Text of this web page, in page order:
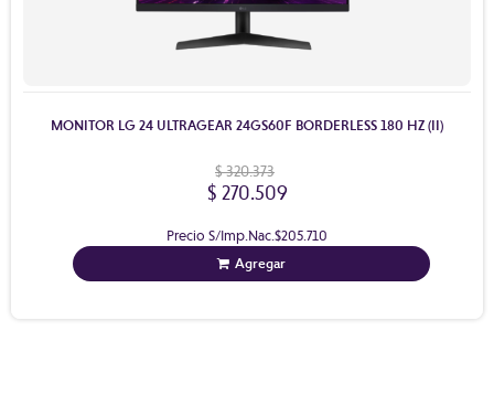
MONITOR LG 24 ULTRAGEAR 24GS60F BORDERLESS 180 HZ (II)
$ 320.373
$ 270.509
Precio S/Imp.Nac.$205.710
Agregar